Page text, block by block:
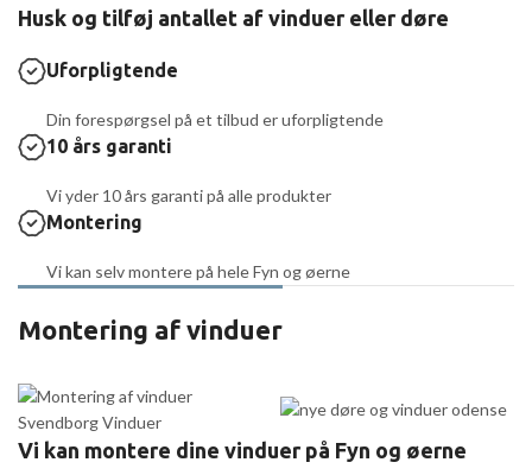
Husk og tilføj antallet af vinduer eller døre
Uforpligtende
Din forespørgsel på et tilbud er uforpligtende
10 års garanti
Vi yder 10 års garanti på alle produkter
Montering
Vi kan selv montere på hele Fyn og øerne
Montering af vinduer
Vi kan montere dine vinduer på Fyn og øerne